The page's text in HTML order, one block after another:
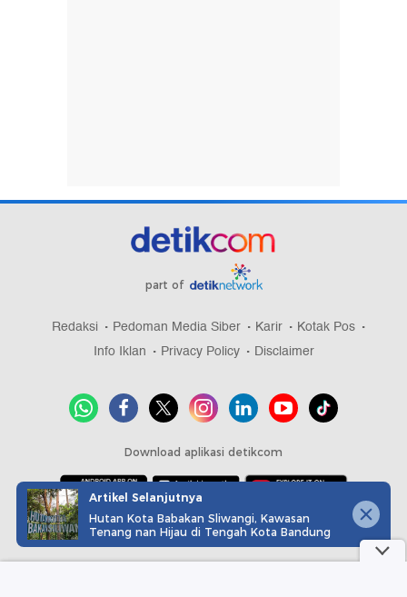
part of
Redaksi Pedoman Media Siber Karir
Kotak Pos
Info Iklan
Privacy Policy Disclaimer
Download aplikasi detikcom
Copyright @ 2026 detikcom, All right reserved
Artikel Selanjutnya
Hutan Kota Babakan Sliwangi, Kawasan
Tenang nan Hijau di Tengah Kota Bandung